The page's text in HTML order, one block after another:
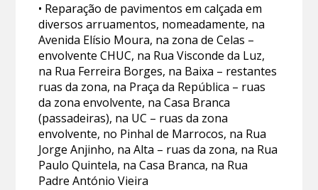
• Reparação de pavimentos em calçada em
diversos arruamentos, nomeadamente, na
Avenida Elísio Moura, na zona de Celas –
envolvente CHUC, na Rua Visconde da Luz,
na Rua Ferreira Borges, na Baixa – restantes
ruas da zona, na Praça da República – ruas
da zona envolvente, na Casa Branca
(passadeiras), na UC – ruas da zona
envolvente, no Pinhal de Marrocos, na Rua
Jorge Anjinho, na Alta – ruas da zona, na Rua
Paulo Quintela, na Casa Branca, na Rua
Padre António Vieira